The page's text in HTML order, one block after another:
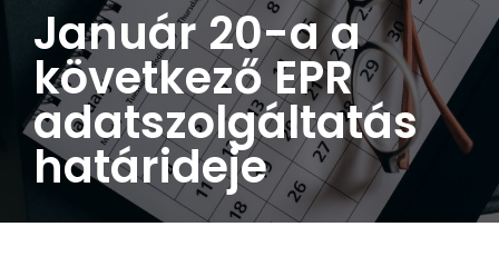
Január 20-a a
következő EPR
adatszolgáltatás
határideje